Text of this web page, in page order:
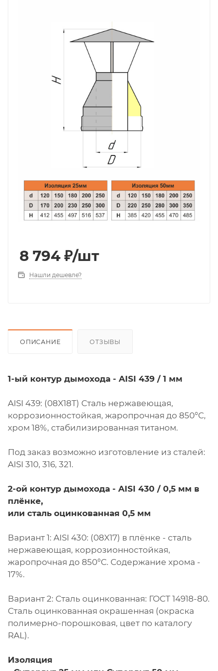
8 794 ₽/шт
Нашли дешевле?
ОПИСАНИЕ ОТЗЫВЫ
1-ый контур дымохода - AISI 439 / 1 мм
AISI 439: (08X18Т) Сталь нержавеющая,
коррозионностойкая, жаропрочная до 850°С,
хром 18%, стабилизированная титаном.
Под заказ возможно изготовление из сталей:
AISI 310, 316, 321.
2-ой контур дымохода - AISI 430 / 0,5 мм в
плёнке,
или сталь оцинкованная 0,5 мм
Вариант 1: AISI 430: (08X17) в плёнке - сталь
нержавеющая, коррозионностойкая,
жаропрочная до 850°С. Содержание хрома -
17%.
Вариант 2: Сталь оцинкованная: ГОСТ 14918-80.
Сталь оцинкованная окрашенная (окраска
полимерно-порошковая, цвет по каталогу
RAL).
Изоляция